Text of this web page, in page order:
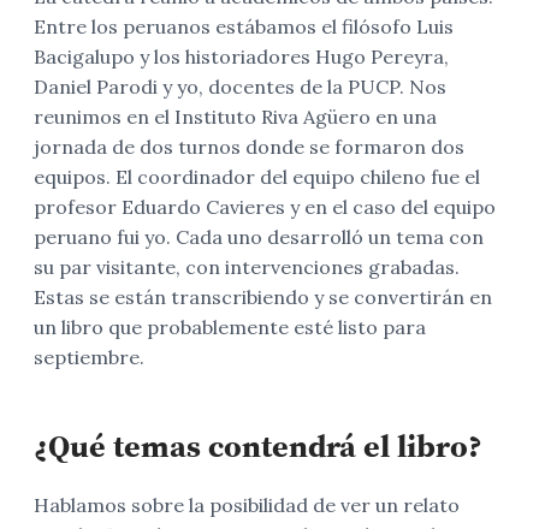
Entre los peruanos estábamos el filósofo Luis
Bacigalupo y los historiadores Hugo Pereyra,
Daniel Parodi y yo, docentes de la PUCP. Nos
reunimos en el Instituto Riva Agüero en una
jornada de dos turnos donde se formaron dos
equipos. El coordinador del equipo chileno fue el
profesor Eduardo Cavieres y en el caso del equipo
peruano fui yo. Cada uno desarrolló un tema con
su par visitante, con intervenciones grabadas.
Estas se están transcribiendo y se convertirán en
un libro que probablemente esté listo para
septiembre.
¿Qué temas contendrá el libro?
Hablamos sobre la posibilidad de ver un relato